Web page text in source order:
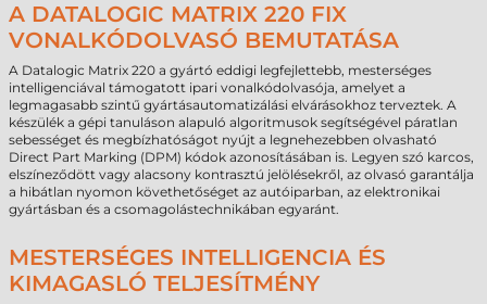
A DATALOGIC MATRIX 220 FIX
VONALKÓDOLVASÓ BEMUTATÁSA
A Datalogic Matrix 220 a gyártó eddigi legfejlettebb, mesterséges
intelligenciával támogatott ipari vonalkódolvasója, amelyet a
legmagasabb szintű gyártásautomatizálási elvárásokhoz terveztek. A
készülék a gépi tanuláson alapuló algoritmusok segítségével páratlan
sebességet és megbízhatóságot nyújt a legnehezebben olvasható
Direct Part Marking (DPM) kódok azonosításában is. Legyen szó karcos,
elszíneződött vagy alacsony kontrasztú jelölésekről, az olvasó garantálja
a hibátlan nyomon követhetőséget az autóiparban, az elektronikai
gyártásban és a csomagolástechnikában egyaránt.
MESTERSÉGES INTELLIGENCIA ÉS
KIMAGASLÓ TELJESÍTMÉNY